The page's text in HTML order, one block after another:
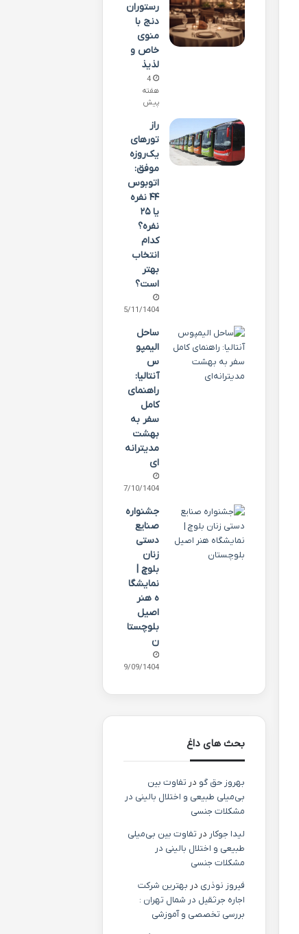
رستوران
دنج با
منوی
خاص و
لذیذ
4
هفته
پیش
راز
تورهای
یک‌روزه
موفق:
اتوبوس
۴۴ نفره
یا ۲۵
نفره؟
کدام
انتخاب
بهتر
است؟
25/11/1404
ساحل
الیمپو
س
آنتالیا:
راهنمای
کامل
سفر به
بهشت
مدیترانه‌
ای
07/10/1404
جشنواره
صنایع
دستی
زنان
بلوچ |
نمایشگا
ه هنر
اصیل
بلوچستا
ن
29/09/1404
بحث های داغ
بهروز حق گو در تفاوت بین
بی‌میلی طبیعی و اختلال بالینی در
مشکلات جنسی
لیدا جوکار در تفاوت بین بی‌میلی
طبیعی و اختلال بالینی در
مشکلات جنسی
فیروز نوذری در بهترین شرکت
اجاره جرثقیل در شمال تهران :
بررسی تخصصی و آموزشی